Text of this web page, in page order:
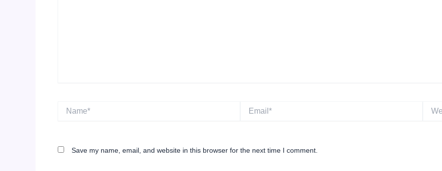
Name* Email*
Save my name, email, and website in this browser for the next time I comment.